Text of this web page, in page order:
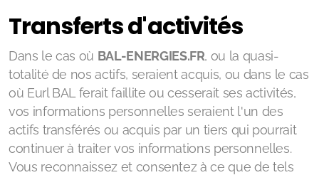
Transferts d'activités
Dans le cas où BAL-ENERGIES.FR, ou la quasi-
totalité de nos actifs, seraient acquis, ou dans le cas
où Eurl BAL ferait faillite ou cesserait ses activités,
vos informations personnelles seraient l'un des
actifs transférés ou acquis par un tiers qui pourrait
continuer à traiter vos informations personnelles.
Vous reconnaissez et consentez à ce que de tels